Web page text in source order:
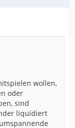
wollen,
oder
sind
liquidiert